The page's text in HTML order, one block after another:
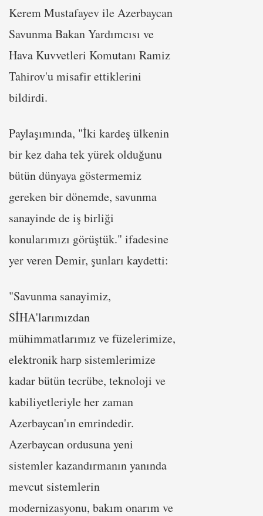
Kerem Mustafayev ile Azerbaycan
Savunma Bakan Yardımcısı ve
Hava Kuvvetleri Komutanı Ramiz
Tahirov'u misafir ettiklerini
bildirdi.
Paylaşımında, "İki kardeş ülkenin
bir kez daha tek yürek olduğunu
bütün dünyaya göstermemiz
gereken bir dönemde, savunma
sanayinde de iş birliği
konularımızı görüştük." ifadesine
yer veren Demir, şunları kaydetti:
"Savunma sanayimiz,
SİHA'larımızdan
mühimmatlarımız ve füzelerimize,
elektronik harp sistemlerimize
kadar bütün tecrübe, teknoloji ve
kabiliyetleriyle her zaman
Azerbaycan'ın emrindedir.
Azerbaycan ordusuna yeni
sistemler kazandırmanın yanında
mevcut sistemlerin
modernizasyonu, bakım onarım ve